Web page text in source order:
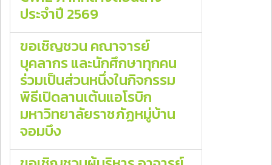
ประจำปี 2569
ขอเชิญชวน คณาจารย์
บุคลากร และนักศึกษาทุกคน
ร่วมเป็นส่วนหนึ่งในกิจกรรม
พิธีเปิดลานเต้นแอโรบิก
มหาวิทยาลัยราชภัฏหมู่บ้าน
จอมบึง